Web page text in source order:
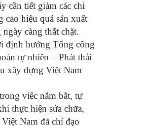
cần tiết giảm các chi
cao hiệu quả sản xuất
càng thắt chặt.
định hướng Tổng công
tự nhiên – Phát thải
xây dựng Việt Nam
việc nắm bắt, tự
thực hiện sửa chữa,
Nam đã chỉ đạo